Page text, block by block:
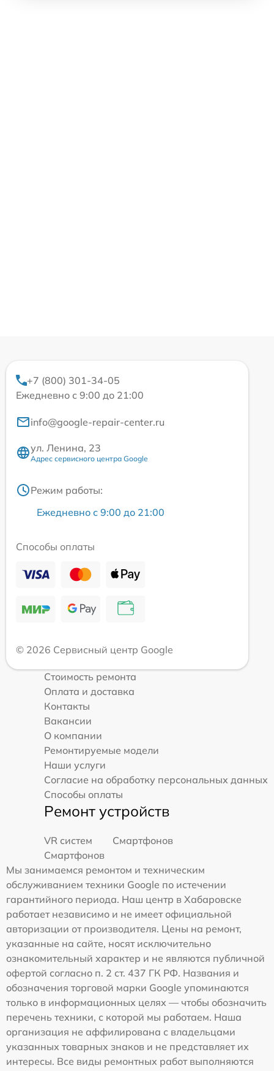
+7 (800) 301-34-05
Ежедневно с 9:00 до 21:00
info@google-repair-center.ru
ул. Ленина, 23
Адрес сервисного центра Google
Режим работы:
Ежедневно с 9:00 до 21:00
Способы оплаты
© 2026 Сервисный центр Google
Стоимость ремонта
Оплата и доставка
Контакты
Вакансии
О компании
Ремонтируемые модели
Наши услуги
Согласие на обработку персональных данных
Способы оплаты
Ремонт устройств
VR систем
Смартфонов
Смартфонов
Мы занимаемся ремонтом и техническим
обслуживанием техники Google по истечении
гарантийного периода. Наш центр в Хабаровске
работает независимо и не имеет официальной
авторизации от производителя. Цены на ремонт,
указанные на сайте, носят исключительно
ознакомительный характер и не являются публичной
офертой согласно п. 2 ст. 437 ГК РФ. Названия и
обозначения торговой марки Google упоминаются
только в информационных целях — чтобы обозначить
перечень техники, с которой мы работаем. Наша
организация не аффилирована с владельцами
указанных товарных знаков и не представляет их
интересы. Все виды ремонтных работ выполняются